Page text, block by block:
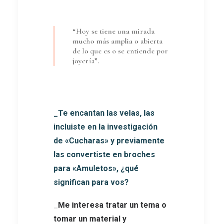
“Hoy se tiene una mirada
mucho más amplia o abierta
de lo que es o se entiende por
joyería”.
_Te encantan las velas, las
incluiste en la investigación
de «Cucharas» y previamente
las convertiste en broches
para «Amuletos», ¿qué
significan para vos?
Me interesa tratar un tema o
tomar un material y